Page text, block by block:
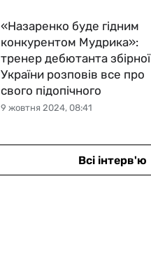
9 жовтня 2024, 08:41
«Назаренко буде гідним
конкурентом Мудрика»:
тренер дебютанта збірної
України розповів все про
свого підопічного
Всі інтерв'ю